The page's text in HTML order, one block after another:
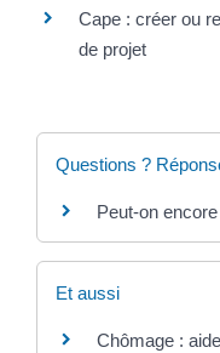
Cape : créer ou
de projet
Questions ?
Peut-on
Et aussi
Chômage :